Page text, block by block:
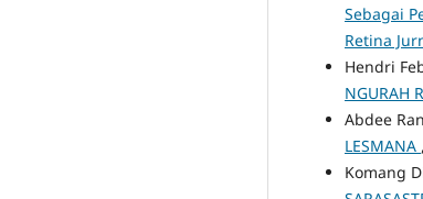
Sebagai
Retina
Hendri
NGURAH
Abdee
LESMANA ,
Komang